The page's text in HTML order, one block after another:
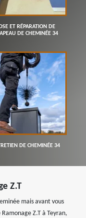
ET RÉPARATION DE
DE CHEMINÉE 34
DE CHEMINÉE 34
Z.T
mais avant vous
Z.T à Teyran,